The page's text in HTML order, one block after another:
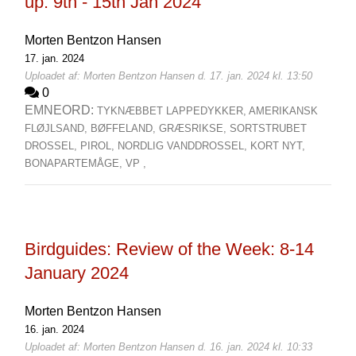
Morten Bentzon Hansen
17. jan. 2024
Uploadet af: Morten Bentzon Hansen d. 17. jan. 2024 kl. 13:50
0
EMNEORD: TYKNÆBBET LAPPEDYKKER, AMERIKANSK
FLØJLSAND, BØFFELAND, GRÆSRIKSE, SORTSTRUBET
DROSSEL, PIROL, NORDLIG VANDDROSSEL, KORT NYT,
BONAPARTEMÅGE, VP ,
Birdguides: Review of the Week: 8-14
January 2024
Morten Bentzon Hansen
16. jan. 2024
Uploadet af: Morten Bentzon Hansen d. 16. jan. 2024 kl. 10:33